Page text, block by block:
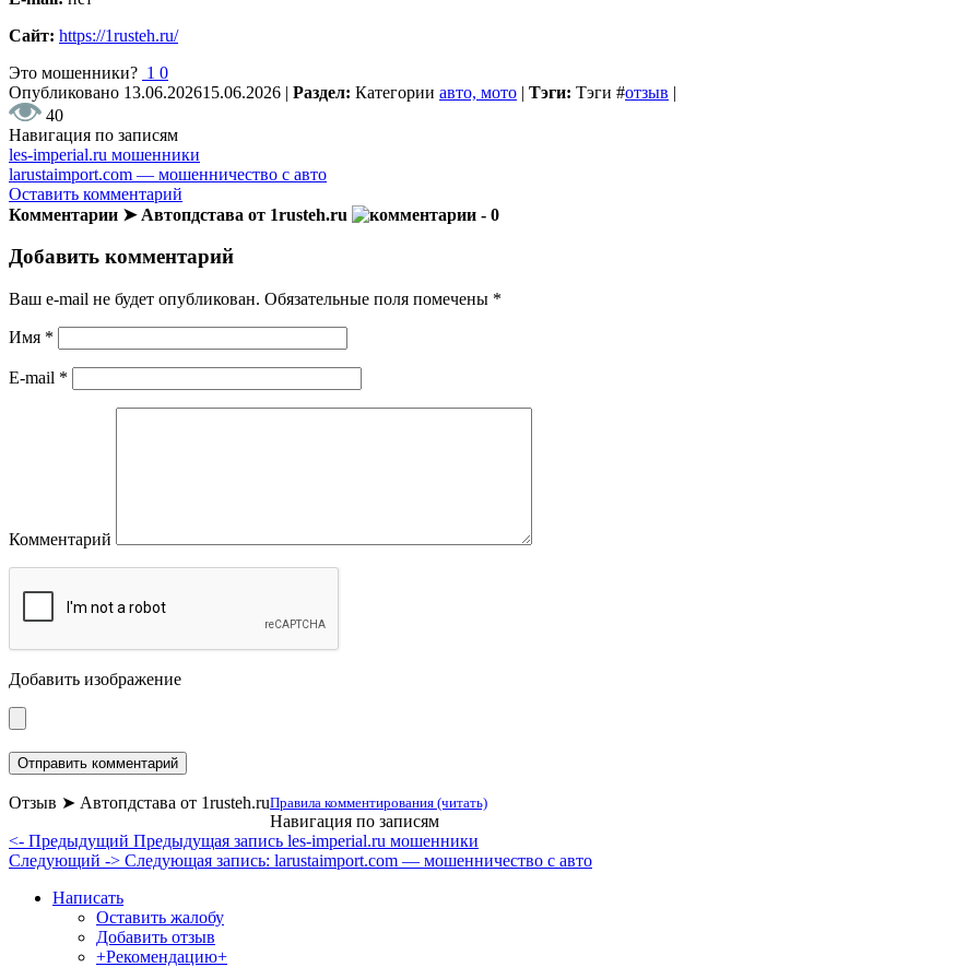
Сайт: https://1rusteh.ru/
Это мошенники? 1 0
Опубликовано 13.06.202615.06.2026 | Раздел: Категории авто, мото | Тэги: Тэги #отзыв |
40
Навигация по записям
les-imperial.ru мошенники
larustaimport.com — мошенничество с авто
Оставить комментарий
Комментарии ➤ Автопдстава от 1rusteh.ru
- 0
Добавить комментарий
Ваш e-mail не будет опубликован. Обязательные поля помечены *
Имя *
E-mail *
Комментарий
Добавить изображение
Правила комментирования (читать)
Отзыв ➤ Автопдстава от 1rusteh.ru
Навигация по записям
<- Предыдущий Предыдущая запись les-imperial.ru мошенники
Следующий -> Следующая запись: larustaimport.com — мошенничество с авто
Написать
Оставить жалобу
Добавить отзыв
+Рекомендацию+